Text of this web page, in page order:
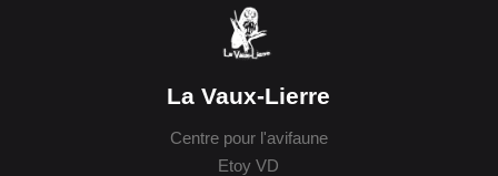
La Vaux-Lierre
Centre pour l'avifaune
Etoy VD